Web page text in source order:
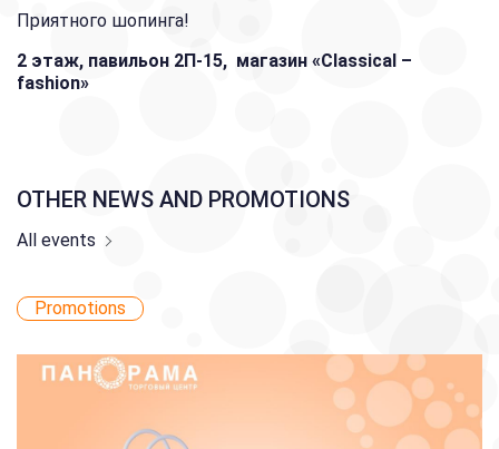
Приятного шопинга!
2 этаж, павильон 2П-15, магазин «Classical –
fashion»
OTHER NEWS AND PROMOTIONS
All events
Promotions